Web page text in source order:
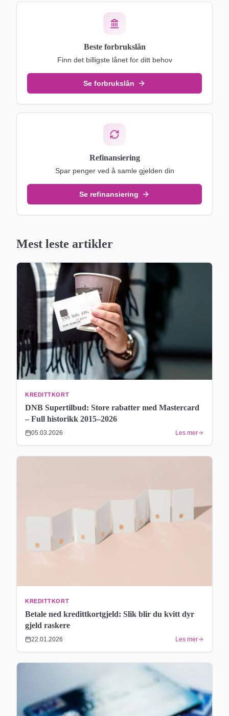
Beste forbrukslån
Finn det billigste lånet for ditt behov
Se forbrukslån
Refinansiering
Spar penger ved å samle gjelden din
Se refinansiering
Mest leste artikler
KREDITTKORT
DNB Supertilbud: Store rabatter med Mastercard
– Full historikk 2015–2026
05.03.2026 Les mer
KREDITTKORT
Betale ned kredittkortgjeld: Slik blir du kvitt dyr
gjeld raskere
22.01.2026 Les mer